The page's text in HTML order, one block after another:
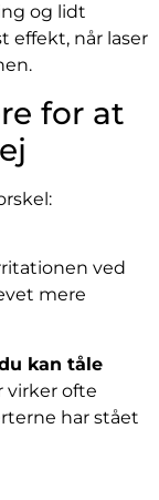
og lidt
effekt, når laser
for at
ved
mere
kan tåle
virker ofte
har stået